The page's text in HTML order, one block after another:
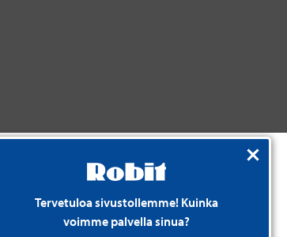
Tervetuloa sivustollemme! Kuinka
voimme palvella sinua?